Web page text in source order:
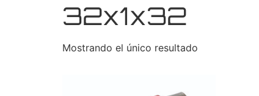
32x1x32
Mostrando el único resultado